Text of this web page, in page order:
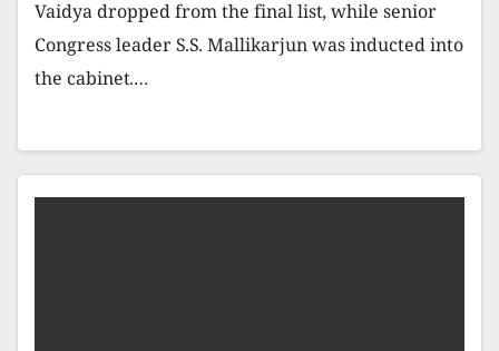
Vaidya dropped from the final list, while senior
Congress leader S.S. Mallikarjun was inducted into
the cabinet.…